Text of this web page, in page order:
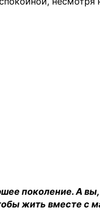
поколение. А
жить вместе с